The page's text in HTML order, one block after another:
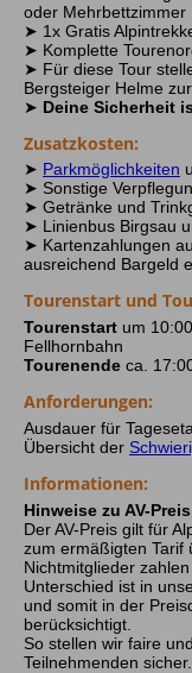
für Bergfreunde.
↑ 1165 m ↓ 15 m
Abendessen
Bockkars
2.084 m, wo wir
Etappe zählt zu
Hüttentour im
und
Erlebnis. Die
geologischer
macht diesen
den Höhenwegen.
↑ 685 m ↓ 695 m
Waltenberger
Frühstück,
uns noch lange
über den
Überreste des
die Kemptner
Abstieg erfolgt
Wanderpfad
Tour endet. Von
bequem zurück
↑ 435 m ↓ 1535
Frühstück
oder Mehrbettzimmer
➤ 1x Gratis
➤ Komplette
➤ Für diese Tour
Bergsteiger Helme
➤ Deine Sicherheit
Zusatzkosten:
➤ Parkmöglichkeiten
➤ Sonstige
➤ Getränke und
➤ Linienbus Birgsau
➤ Kartenzahlungen
ausreichend Bargeld
Tourenstart und
Tourenstart um
Fellhornbahn
Tourenende ca.
Anforderungen:
Ausdauer für
Übersicht der
Informationen:
Hinweise zu AV-
Der AV-Preis gilt für
zum ermäßigten Tarif
Nichtmitglieder
Unterschied ist in
und somit in der
berücksichtigt.
So stellen wir faire
Teilnehmenden sicher.